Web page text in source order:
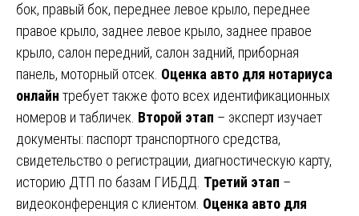
бок, правый бок, переднее левое крыло, переднее
правое крыло, заднее левое крыло, заднее правое
крыло, салон передний, салон задний, приборная
панель, моторный отсек. Оценка авто для нотариуса
онлайн требует также фото всех идентификационных
номеров и табличек. Второй этап – эксперт изучает
документы: паспорт транспортного средства,
свидетельство о регистрации, диагностическую карту,
историю ДТП по базам ГИБДД. Третий этап –
видеоконференция с клиентом. Оценка авто для